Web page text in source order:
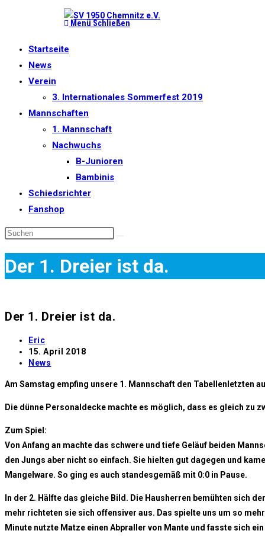
Menü Schließen
Startseite
News
Verein
3. Internationales Sommerfest 2019
Mannschaften
1. Mannschaft
Nachwuchs
B-Junioren
Bambinis
Schiedsrichter
Fanshop
Der 1. Dreier ist da.
Der 1. Dreier ist da.
Beitrags-
Autor:
Eric
Beitrag
veröffentlicht:
15. April 2018
Beitrags-
News
Am Samstag empfing unsere 1. Mannschaft den Tabellenletzten
Die dünne Personaldecke machte es möglich, dass es gleich zu
Zum Spiel:
Von Anfang an machte das schwere und tiefe Geläuf beiden
den Jungs aber nicht so einfach. Sie hielten gut dagegen und
Mangelware. So ging es auch standesgemäß mit 0:0 in Pause.
In der 2. Hälfte das gleiche Bild. Die Hausherren bemühten sich
mehr richteten sie sich offensiver aus. Das spielte uns um so
Minute nutzte Matze einen Abpraller von Mante und fasste sich